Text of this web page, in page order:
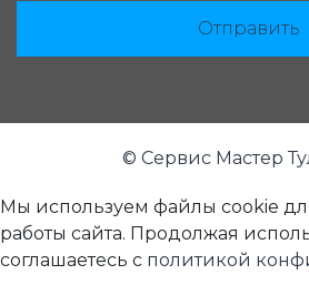
Отправить
© Сервис Мастер
Мы используем файлы cookie
работы сайта. Продолжая
соглашаетесь с политикой